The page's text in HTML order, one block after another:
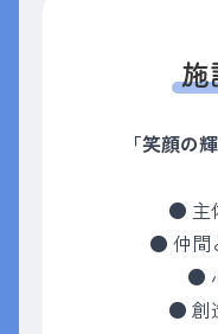
施
「笑顔の
● 主
● 仲間
●
● 創